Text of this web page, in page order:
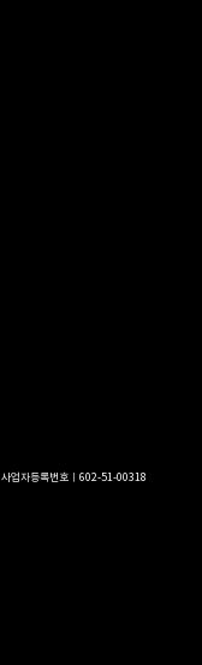
사업자등록번호ㅣ602-51-00318